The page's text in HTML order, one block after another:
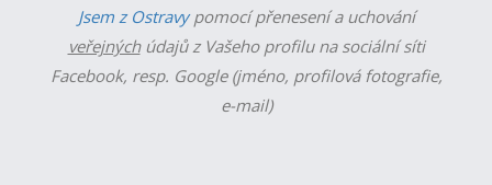
Jsem z Ostravypomocí přenesení a uchování
veřejnýchúdajů z Vašeho profilu na sociální síti
Facebook, resp. Google (jméno, profilová fotografie,
e-mail)